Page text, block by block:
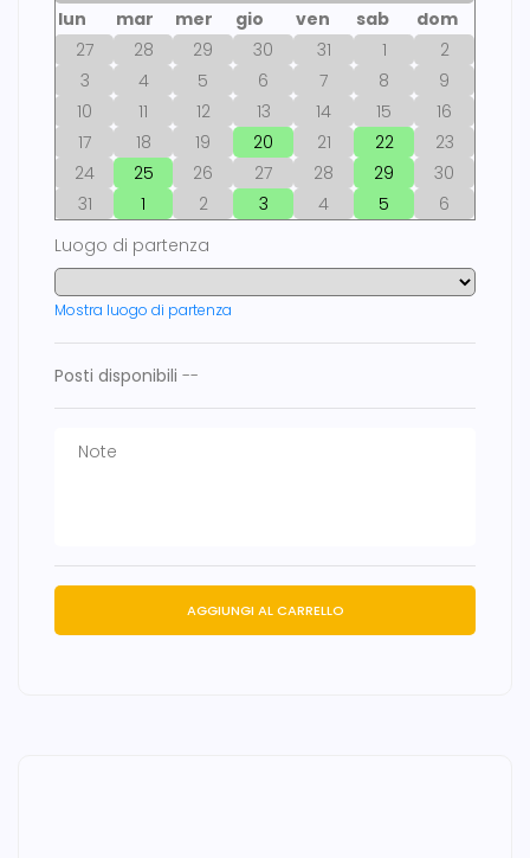
lun
mar mer gio ven sab
dom
27
28 29 30 31 1
2
3
4 5 6 7 8
9
10
11 12 13 14 15
16
17
18 19 20 21 22
23
24
25 26 27 28 29
30
31
1 2 3 4 5
6
Luogo di partenza
Mostra luogo di partenza
Posti disponibili --